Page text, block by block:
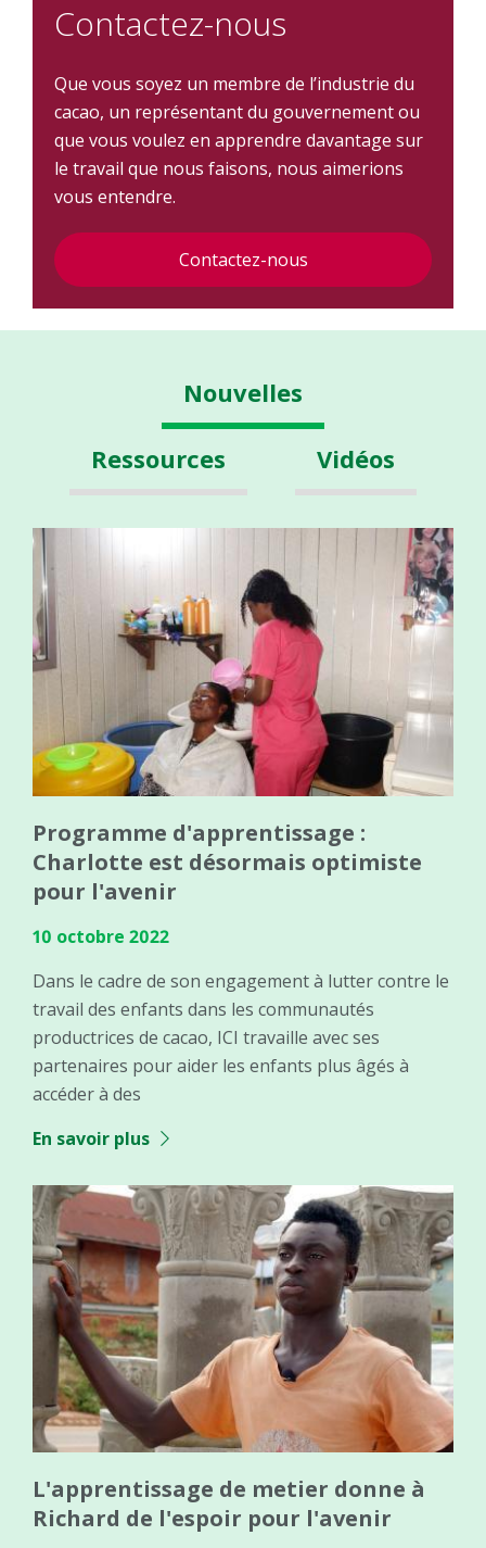
Contactez-nous
Que vous soyez un membre de l’industrie du
cacao, un représentant du gouvernement ou
que vous voulez en apprendre davantage sur
le travail que nous faisons, nous aimerions
vous entendre.
Contactez-nous
Nouvelles
Ressources Vidéos
Programme d'apprentissage :
Charlotte est désormais optimiste
pour l'avenir
10 octobre 2022
Dans le cadre de son engagement à lutter contre le
travail des enfants dans les communautés
productrices de cacao, ICI travaille avec ses
partenaires pour aider les enfants plus âgés à
accéder à des
En savoir plus
L'apprentissage de metier donne à
Richard de l'espoir pour l'avenir